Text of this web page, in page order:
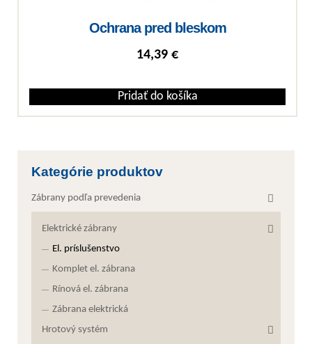
Ochrana pred bleskom
14,39 €
Pridať do košíka
Kategórie produktov
Zábrany podľa prevedenia
Elektrické zábrany
El. príslušenstvo
Komplet el. zábrana
Rínová el. zábrana
Zábrana elektrická
Hrotový systém